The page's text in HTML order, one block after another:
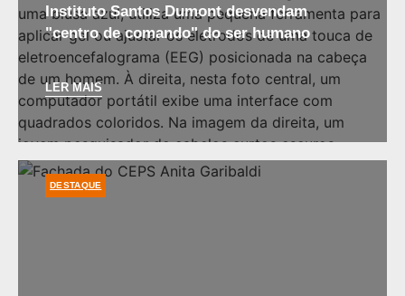
Instituto Santos Dumont desvendam
"centro de comando" do ser humano
LER MAIS
DESTAQUE